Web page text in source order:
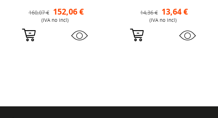
160,07 € 152,06 €
(IVA no incl)
14,36 € 13,64 €
(IVA no incl)